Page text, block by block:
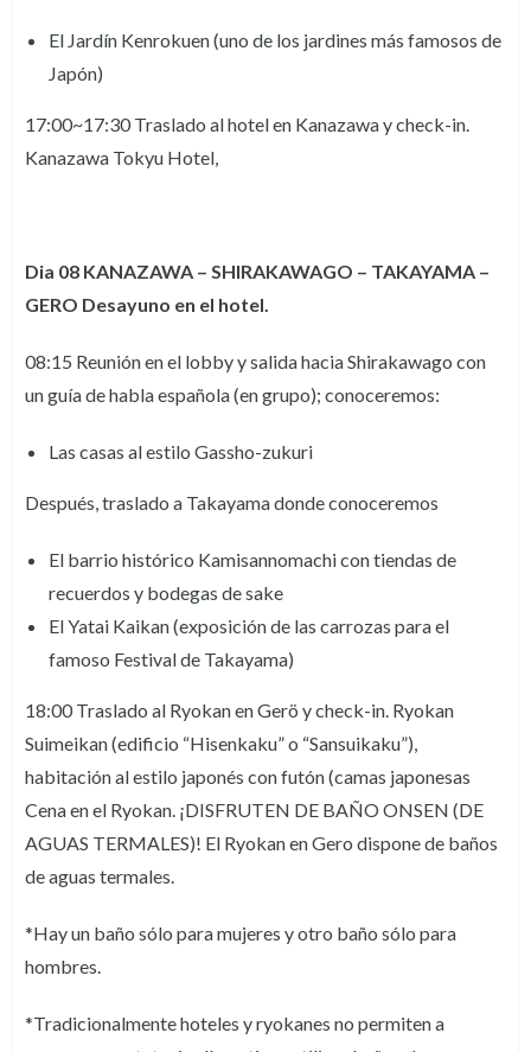
El Jardín Kenrokuen (uno de los jardines más famosos de
Japón)
17:00~17:30 Traslado al hotel en Kanazawa y check-in.
Kanazawa Tokyu Hotel,
Dia 08 KANAZAWA – SHIRAKAWAGO – TAKAYAMA –
GERO Desayuno en el hotel.
08:15 Reunión en el lobby y salida hacia Shirakawago con
un guía de habla española (en grupo); conoceremos:
Las casas al estilo Gassho-zukuri
Después, traslado a Takayama donde conoceremos
El barrio histórico Kamisannomachi con tiendas de
recuerdos y bodegas de sake
El Yatai Kaikan (exposición de las carrozas para el
famoso Festival de Takayama)
18:00 Traslado al Ryokan en Gerö y check-in. Ryokan
Suimeikan (edificio “Hisenkaku” o “Sansuikaku”),
habitación al estilo japonés con futón (camas japonesas
Cena en el Ryokan. ¡DISFRUTEN DE BAÑO ONSEN (DE
AGUAS TERMALES)! El Ryokan en Gero dispone de baños
de aguas termales.
*Hay un baño sólo para mujeres y otro baño sólo para
hombres.
*Tradicionalmente hoteles y ryokanes no permiten a